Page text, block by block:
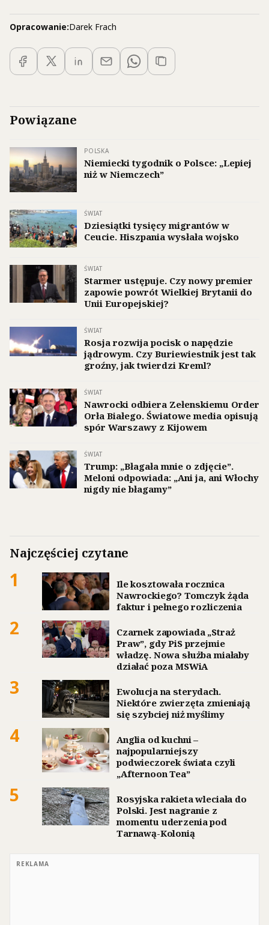
Opracowanie:Darek Frach
Powiązane
POLSKA
Niemiecki tygodnik o Polsce: „Lepiej
niż w Niemczech”
ŚWIAT
Dziesiątki tysięcy migrantów w
Ceucie. Hiszpania wysłała wojsko
ŚWIAT
Starmer ustępuje. Czy nowy premier
zapowie powrót Wielkiej Brytanii do
Unii Europejskiej?
ŚWIAT
Rosja rozwija pocisk o napędzie
jądrowym. Czy Buriewiestnik jest tak
groźny, jak twierdzi Kreml?
ŚWIAT
Nawrocki odbiera Zełenskiemu Order
Orła Białego. Światowe media opisują
spór Warszawy z Kijowem
ŚWIAT
Trump: „Błagała mnie o zdjęcie”.
Meloni odpowiada: „Ani ja, ani Włochy
nigdy nie błagamy”
Najczęściej czytane
1
Ile kosztowała rocznica
Nawrockiego? Tomczyk żąda
faktur i pełnego rozliczenia
2
Czarnek zapowiada „Straż
Praw”, gdy PiS przejmie
władzę. Nowa służba miałaby
działać poza MSWiA
3
Ewolucja na sterydach.
Niektóre zwierzęta zmieniają
się szybciej niż myślimy
4
Anglia od kuchni –
najpopularniejszy
podwieczorek świata czyli
„Afternoon Tea”
5
Rosyjska rakieta wleciała do
Polski. Jest nagranie z
momentu uderzenia pod
Tarnawą-Kolonią
REKLAMA